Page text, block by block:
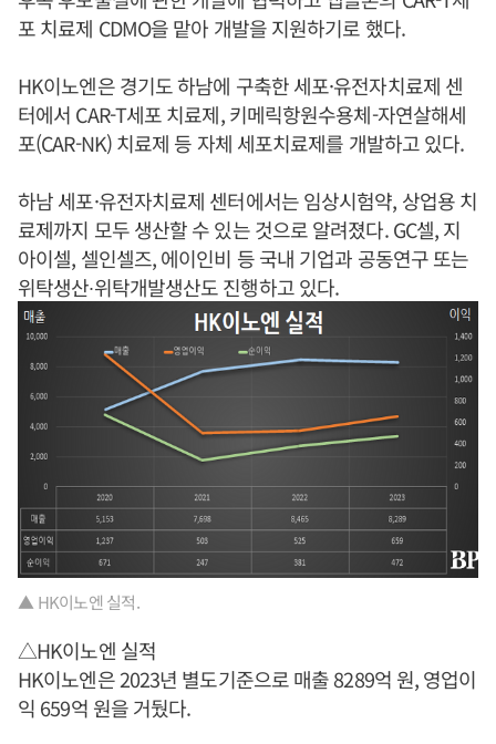
포 치료제 CDMO을 맡아 개발을 지원하기로 했다.
HK이노엔은 경기도 하남에 구축한 세포·유전자치료제 센
터에서 CAR-T세포 치료제, 키메릭항원수용체-자연살해세
포(CAR-NK) 치료제 등 자체 세포치료제를 개발하고 있다.
하남 세포·유전자치료제 센터에서는 임상시험약, 상업용 치
료제까지 모두 생산할 수 있는 것으로 알려졌다. GC셀, 지
아이셀, 셀인셀즈, 에이인비 등 국내 기업과 공동연구 또는
위탁생산∙위탁개발생산도 진행하고 있다.
▲ HK이노엔 실적.
△HK이노엔 실적
HK이노엔은 2023년 별도기준으로 매출 8289억 원, 영업이
익 659억 원을 거뒀다.